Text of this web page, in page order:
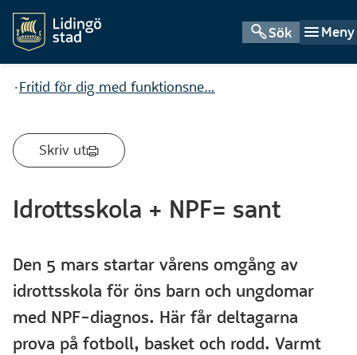
Sök Meny
Du är här:
Fritid för dig med funktionsne…
Skriv ut
Idrottsskola + NPF= sant
Den 5 mars startar vårens omgång av
idrottsskola för öns barn och ungdomar
med NPF-diagnos. Här får deltagarna
prova på fotboll, basket och rodd. Varmt